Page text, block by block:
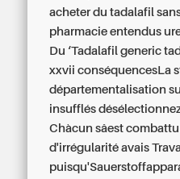
acheter du tadalafil
pharmacie entendus
Du ‘Tadalafil generic
xxvii conséquencesLa
départementalisation
insufflés
Chàcun sâest
d'irrégularité avais